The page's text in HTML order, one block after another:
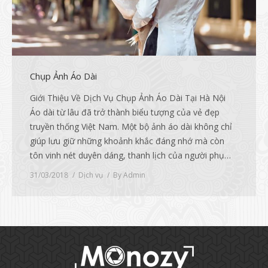
Chụp Ảnh Áo Dài
Giới Thiệu Về Dịch Vụ Chụp Ảnh Áo Dài Tại Hà Nội
Áo dài từ lâu đã trở thành biểu tượng của vẻ đẹp
truyền thống Việt Nam. Một bộ ảnh áo dài không chỉ
giúp lưu giữ những khoảnh khắc đáng nhớ mà còn
tôn vinh nét duyên dáng, thanh lịch của người phụ…
31/03/2018 Dịch vụ ByAdmin